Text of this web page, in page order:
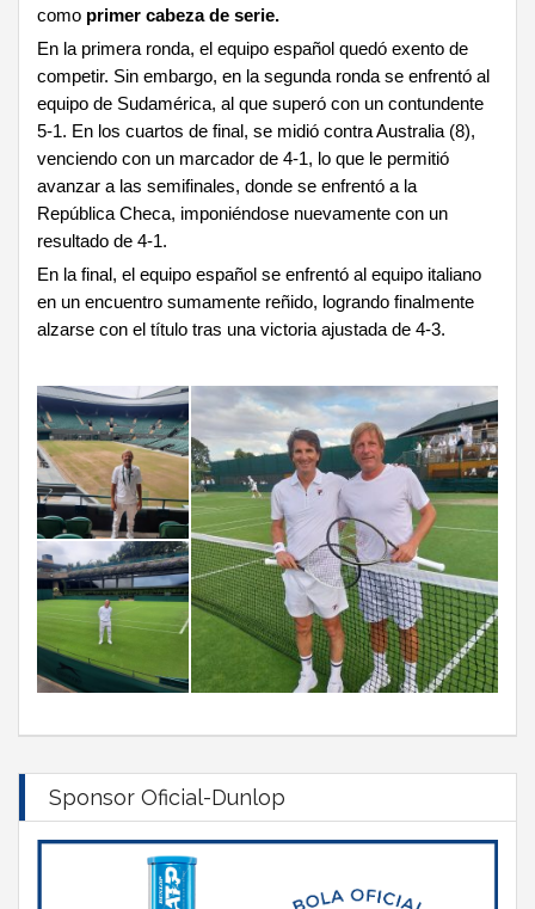
como primer cabeza de serie.
En la primera ronda, el equipo español quedó exento de
competir. Sin embargo, en la segunda ronda se enfrentó al
equipo de Sudamérica, al que superó con un contundente
5-1. En los cuartos de final, se midió contra Australia (8),
venciendo con un marcador de 4-1, lo que le permitió
avanzar a las semifinales, donde se enfrentó a la
República Checa, imponiéndose nuevamente con un
resultado de 4-1.
En la final, el equipo español se enfrentó al equipo italiano
en un encuentro sumamente reñido, logrando finalmente
alzarse con el título tras una victoria ajustada de 4-3.
Sponsor Oficial-Dunlop